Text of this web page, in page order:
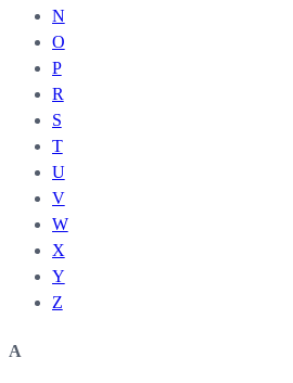
N
O
P
R
S
T
U
V
W
X
Y
Z
A